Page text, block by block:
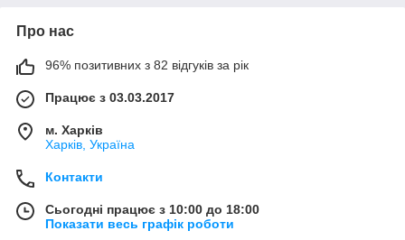
Про нас
96% позитивних з 82 відгуків за рік
Працює з 03.03.2017
м. Харків
Харків, Україна
Контакти
Сьогодні працює з 10:00 до 18:00
Показати весь графік роботи